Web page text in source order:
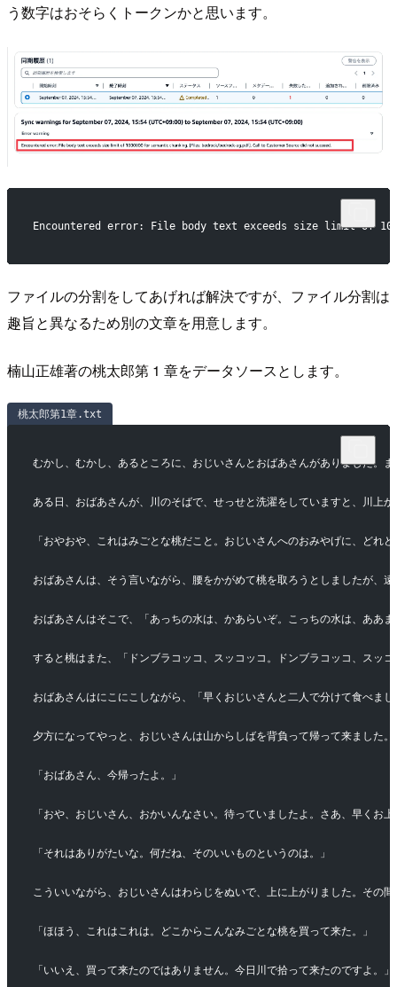
う数字はおそらくトークンかと思います。
Encountered error: File body text exceeds size limit of
ファイルの分割をしてあげれば解決ですが、ファイル分割は
趣旨と異なるため別の文章を用意します。
楠山正雄著の桃太郎第 1 章をデータソースとします。
桃太郎第1章.txt
むかし、むかし、あるところに、おじいさんとおばあさんがありました。
ある日、おばあさんが、川のそばで、せっせと洗濯をしていますと、川上
「おやおや、これはみごとな桃だこと。おじいさんへのおみやげに、どれ
おばあさんは、そう言いながら、腰をかがめて桃を取ろうとしましたが、
おばあさんはそこで、「あっちの水は、かあらいぞ。こっちの水は、ああ
すると桃はまた、「ドンブラコッコ、スッコッコ。ドンブラコッコ、スッ
おばあさんはにこにこしながら、「早くおじいさんと二人で分けて食べま
夕方になってやっと、おじいさんは山からしばを背負って帰って来ました。
「おばあさん、今帰ったよ。」
「おや、おじいさん、おかいんなさい。待っていましたよ。さあ、早くお
「それはありがたいな。何だね、そのいいものというのは。」
こういいながら、おじいさんはわらじをぬいで、上に上がりました。その
「ほほう、これはこれは。どこからこんなみごとな桃を買って来た。」
「いいえ、買って来たのではありません。今日川で拾って来たのですよ。」